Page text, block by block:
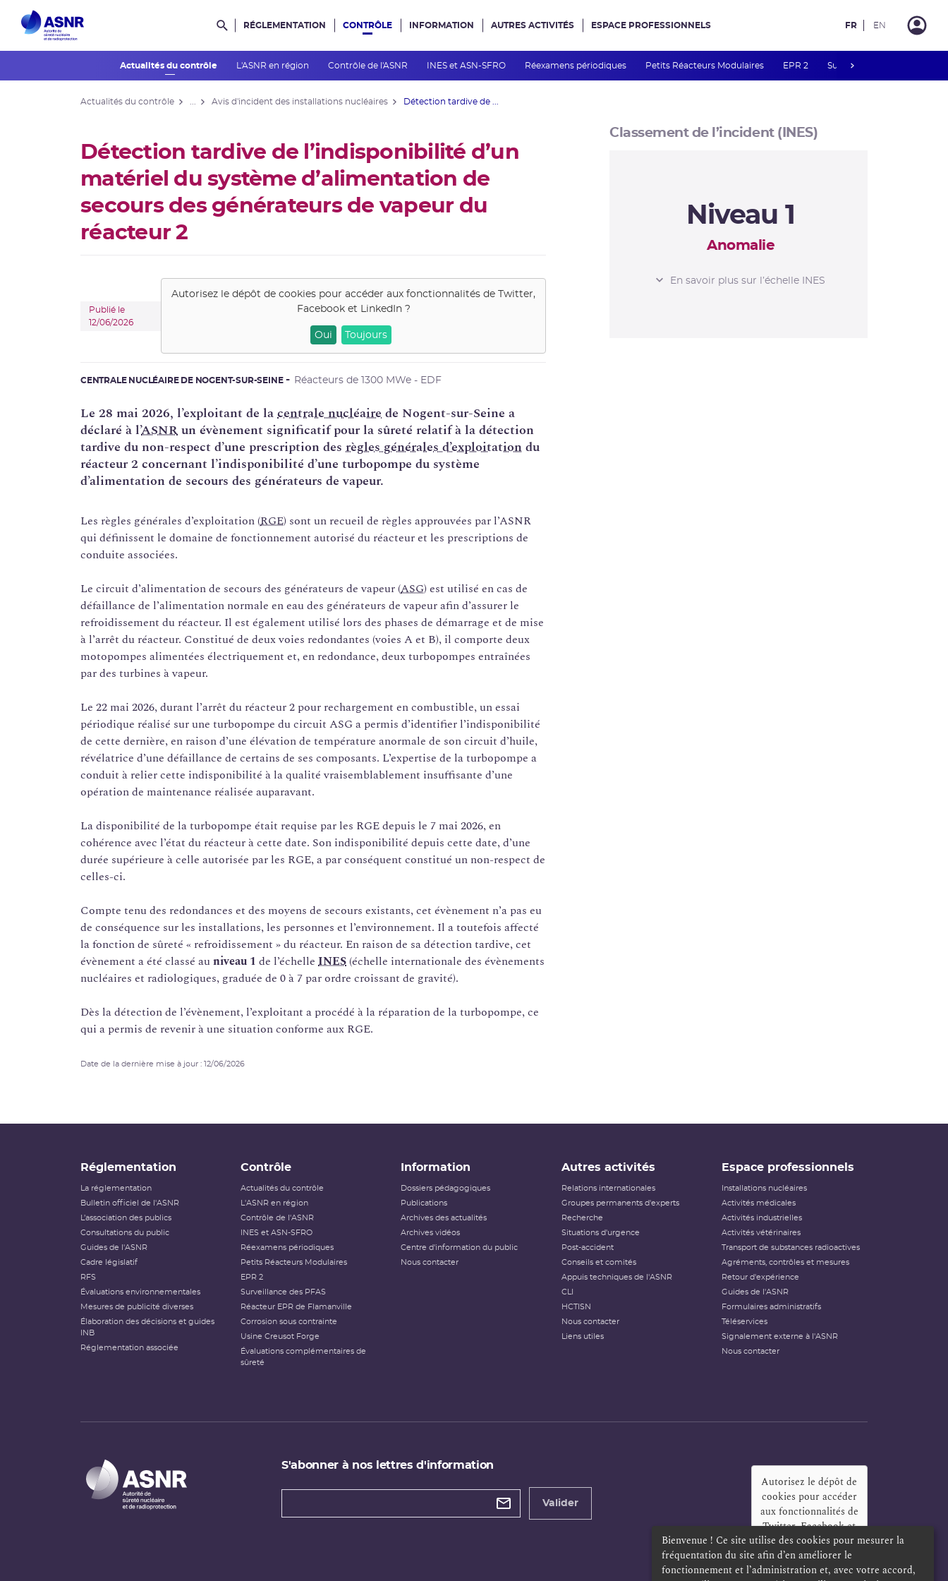
Rechercher dans le site
RÉGLEMENTATION CONTRÔLE
Actualités du contrôle L'ASNR en région Contrôle de l'ASNR INES et ASN-SFRO Réexamens périodiques Petits Réacteurs Modulaires EPR 2 Surveillance des PFAS
INFORMATION AUTRES ACTIVITÉS ESPACE PROFESSIONNELS FR EN
Actualités du contrôle Avis d'incident des installations nucléaires Détection tardive de ...
Détection tardive de l’indisponibilité d’un
matériel du système d’alimentation de
secours des générateurs de vapeur du
réacteur 2
Publié le
12/06/2026
Autorisez le dépôt de cookies pour accéder aux fonctionnalités de
Twitter,
Facebook et LinkedIn?
Oui Toujours
CENTRALE NUCLÉAIRE DE NOGENT-SUR-SEINE Réacteurs de 1300 MWe - EDF
Le 28 mai 2026, l’exploitant de lacentrale nucléairede Nogent-sur-Seine a
déclaré à l’ASNRun évènement significatif pour la sûreté relatif à la détection
tardive du non-respect d’une prescription des règles générales d’exploitationdu
réacteur 2 concernant l’indisponibilité d’une turbopompe du système
d’alimentation de secours des générateurs de vapeur.
Les règles générales d’exploitation (RGE) sont un recueil de règles approuvées par l’ASNR
qui définissent le domaine de fonctionnement autorisé du réacteur et les prescriptions de
conduite associées.
Le circuit d’alimentation de secours des générateurs de vapeur (ASG) est utilisé en cas de
défaillance de l’alimentation normale en eau des générateurs de vapeur afin d’assurer le
refroidissement du réacteur. Il est également utilisé lors des phases de démarrage et de mise
à l’arrêt du réacteur. Constitué de deux voies redondantes (voies A et B), il comporte deux
motopompes alimentées électriquement et, en redondance, deux turbopompes entraînées
par des turbines à vapeur.
Le 22 mai 2026, durant l’arrêt du réacteur 2 pour rechargement en combustible, un essai
périodique réalisé sur une turbopompe du circuit ASG a permis d’identifier l’indisponibilité
de cette dernière, en raison d’une élévation de température anormale de son circuit d’huile,
révélatrice d’une défaillance de certains de ses composants. L’expertise de la turbopompe a
conduit à relier cette indisponibilité à la qualité vraisemblablement insuffisante d’une
opération de maintenance réalisée auparavant.
La disponibilité de la turbopompe était requise par les RGE depuis le 7 mai 2026, en
cohérence avec l’état du réacteur à cette date. Son indisponibilité depuis cette date, d’une
durée supérieure à celle autorisée par les RGE, a par conséquent constitué un non-respect de
celles-ci.
Compte tenu des redondances et des moyens de secours existants, cet évènement n’a pas eu
de conséquence sur les installations, les personnes et l’environnement. Il a toutefois affecté
la fonction de sûreté « refroidissement » du réacteur. En raison de sa détection tardive, cet
évènement a été classé auniveau 1 de l’échelle INES (échelle internationale des évènements
nucléaires et radiologiques, graduée de 0 à 7 par ordre croissant de gravité).
Dès la détection de l’évènement, l’exploitant a procédé à la réparation de la turbopompe, ce
qui a permis de revenir à une situation conforme aux RGE.
Date de la dernière mise à jour : 12/06/2026
Classement de l’incident (INES)
Niveau 1
Anomalie
L’ÉCHELLE INES
En savoir plus sur l’échelle INES
Réglementation
La réglementation
Bulletin officiel de l'ASNR
L’association des publics
Consultations du public
Guides de l'ASNR
Cadre législatif
RFS
Évaluations environnementales
Mesures de publicité diverses
Élaboration des décisions et guides
INB
Réglementation associée
Contrôle
Actualités du contrôle
L'ASNR en région
Contrôle de l'ASNR
INES et ASN-SFRO
Réexamens périodiques
Petits Réacteurs Modulaires
EPR 2
Surveillance des PFAS
Réacteur EPR de Flamanville
Corrosion sous contrainte
Usine Creusot Forge
Évaluations complémentaires de
sûreté
Information
Dossiers pédagogiques
Publications
Archives des actualités
Archives vidéos
Centre d'information du public
Nous contacter
Autres activités
Relations internationales
Groupes permanents d'experts
Recherche
Situations d'urgence
Post-accident
Conseils et comités
Appuis techniques de l'ASNR
CLI
HCTISN
Nous contacter
Liens utiles
Espace professionnels
Installations nucléaires
Activités médicales
Activités industrielles
Activités vétérinaires
Transport de substances radioactives
Agréments, contrôles et mesures
Retour d'expérience
Guides de l'ASNR
Formulaires administratifs
Téléservices
Signalement externe à l'ASNR
Nous contacter
S'abonner à nos lettres d'information
Types de
Valider
Autorisez le dépôt de
cookies pour accéder
aux fonctionnalités de
Twitter, Facebook et
LinkedIn?
Oui
Toujours
Bienvenue ! Ce site utilise des cookies pour mesurer la
fréquentation du site afin d’en améliorer le
fonctionnement et l’administration et, avec votre accord,